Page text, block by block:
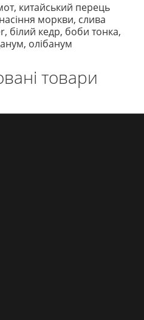
китайський перець
моркви, слива
білий кедр, боби тонка,
олібанум
товари